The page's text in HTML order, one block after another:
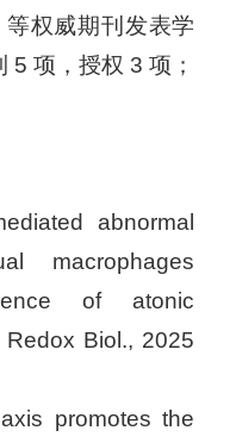
权威期刊发表学
5 项，授权 3 项；
abnormal
macrophages
of atonic
Biol., 2025
promotes the